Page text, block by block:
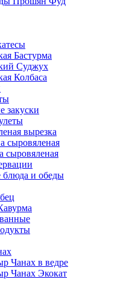
Бастурма
Суджух
Колбаса
закуски
вырезка
сыровяленая
сыровяленая
блюда и обеды
Чанах в ведре
Чанах Экокат